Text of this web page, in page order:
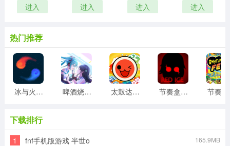
进入
进入
进入
进入
热门推荐
冰与火之舞新宇宙 啤酒烧烤中文版 太鼓达人中文版 节奏盒子sprunki2025血雨模组
下载排行
1 fnf手机版游戏 半世o 165.9MB